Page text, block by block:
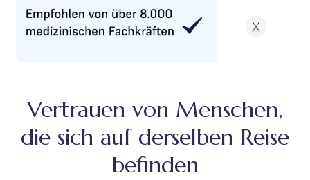
Vertrauen von Menschen,
die sich auf derselben Reise
befinden